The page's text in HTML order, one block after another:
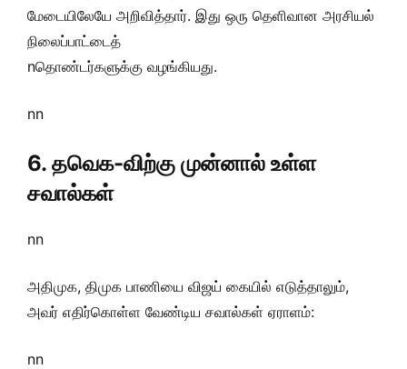
மேடையிலேயே அறிவித்தார். இது ஒரு தெளிவான அரசியல்
நிலைப்பாட்டைத்
nதொண்டர்களுக்கு வழங்கியது.
nn
6. தவெக-விற்கு முன்னால் உள்ள
சவால்கள்
nn
அதிமுக, திமுக பாணியை விஜய் கையில் எடுத்தாலும்,
அவர் எதிர்கொள்ள வேண்டிய சவால்கள் ஏராளம்:
nn